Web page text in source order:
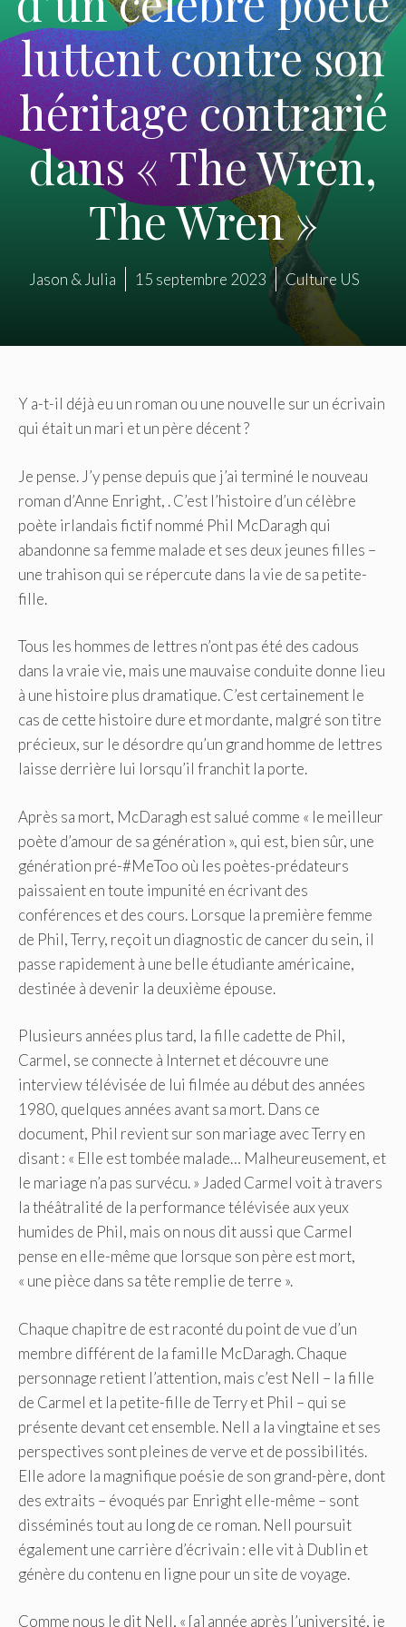
luttent contre son
héritage contrarié
dans « The Wren,
The Wren »
Jason & Julia 15 septembre 2023 Culture US
Y a-t-il déjà eu un roman ou une nouvelle sur un écrivain
qui était un mari et un père décent ?
Je pense. J’y pense depuis que j’ai terminé le nouveau
roman d’Anne Enright, . C’est l’histoire d’un célèbre
poète irlandais fictif nommé Phil McDaragh qui
abandonne sa femme malade et ses deux jeunes filles –
une trahison qui se répercute dans la vie de sa petite-
fille.
Tous les hommes de lettres n’ont pas été des cadous
dans la vraie vie, mais une mauvaise conduite donne lieu
à une histoire plus dramatique. C’est certainement le
cas de cette histoire dure et mordante, malgré son titre
précieux, sur le désordre qu’un grand homme de lettres
laisse derrière lui lorsqu’il franchit la porte.
Après sa mort, McDaragh est salué comme « le meilleur
poète d’amour de sa génération », qui est, bien sûr, une
génération pré-#MeToo où les poètes-prédateurs
paissaient en toute impunité en écrivant des
conférences et des cours. Lorsque la première femme
de Phil, Terry, reçoit un diagnostic de cancer du sein, il
passe rapidement à une belle étudiante américaine,
destinée à devenir la deuxième épouse.
Plusieurs années plus tard, la fille cadette de Phil,
Carmel, se connecte à Internet et découvre une
interview télévisée de lui filmée au début des années
1980, quelques années avant sa mort. Dans ce
document, Phil revient sur son mariage avec Terry en
disant : « Elle est tombée malade… Malheureusement, et
le mariage n’a pas survécu. » Jaded Carmel voit à travers
la théâtralité de la performance télévisée aux yeux
humides de Phil, mais on nous dit aussi que Carmel
pense en elle-même que lorsque son père est mort,
« une pièce dans sa tête remplie de terre ».
Chaque chapitre de est raconté du point de vue d’un
membre différent de la famille McDaragh. Chaque
personnage retient l’attention, mais c’est Nell – la fille
de Carmel et la petite-fille de Terry et Phil – qui se
présente devant cet ensemble. Nell a la vingtaine et ses
perspectives sont pleines de verve et de possibilités.
Elle adore la magnifique poésie de son grand-père, dont
des extraits – évoqués par Enright elle-même – sont
disséminés tout au long de ce roman. Nell poursuit
également une carrière d’écrivain : elle vit à Dublin et
génère du contenu en ligne pour un site de voyage.
Comme nous le dit Nell, « [a] année après l’université, je